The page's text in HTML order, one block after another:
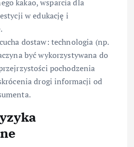
kakao, wsparcia dla
w edukację i
dostaw: technologia (np.
być wykorzystywana do
pochodzenia
drogi informacji od